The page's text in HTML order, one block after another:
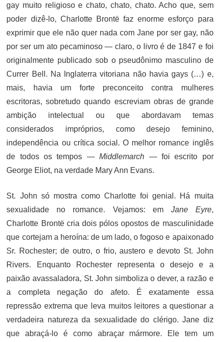
gay muito religioso e chato, chato, chato. Acho que, sem
poder dizê-lo, Charlotte Brontë faz enorme esforço para
exprimir que ele não quer nada com Jane por ser gay, não
por ser um ato pecaminoso — claro, o livro é de 1847 e foi
originalmente publicado sob o pseudônimo masculino de
Currer Bell. Na Inglaterra vitoriana não havia gays (…) e,
mais, havia um forte preconceito contra mulheres
escritoras, sobretudo quando escreviam obras de grande
ambição intelectual ou que abordavam temas
considerados impróprios, como desejo feminino,
independência ou crítica social. O melhor romance inglês
de todos os tempos —Middlemarch — foi escrito por
George Eliot, na verdade Mary Ann Evans.
St. John só mostra como Charlotte foi genial. Há muita
sexualidade no romance. Vejamos: em Jane Eyre,
Charlotte Brontë cria dois pólos opostos de masculinidade
que cortejam a heroína: de um lado, o fogoso e apaixonado
Sr. Rochester; de outro, o frio, austero e devoto St. John
Rivers. Enquanto Rochester representa o desejo e a
paixão avassaladora, St. John simboliza o dever, a razão e
a completa negação do afeto. É exatamente essa
repressão extrema que leva muitos leitores a questionar a
verdadeira natureza da sexualidade do clérigo. Jane diz
que abraçá-lo é como abraçar mármore. Ele tem um